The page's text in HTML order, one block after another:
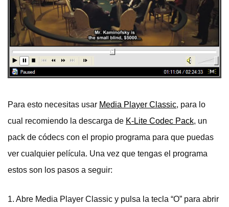
Para esto necesitas usar Media Player Classic, para lo
cual recomiendo la descarga de K-Lite Codec Pack, un
pack de códecs con el propio programa para que puedas
ver cualquier película. Una vez que tengas el programa
estos son los pasos a seguir:
1. Abre Media Player Classic y pulsa la tecla “O” para abrir